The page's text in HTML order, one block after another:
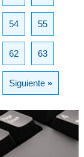
54 55
62 63
Siguiente»